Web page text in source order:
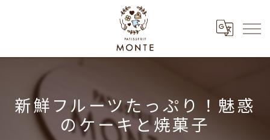
新鮮フルーツたっぷり！魅惑
のケーキと焼菓子